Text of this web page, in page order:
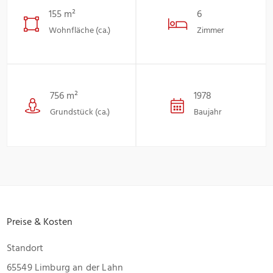
155 m²
Wohnfläche (ca.)
6
Zimmer
756 m²
Grundstück (ca.)
1978
Baujahr
Preise & Kosten
Standort
65549 Limburg an der Lahn